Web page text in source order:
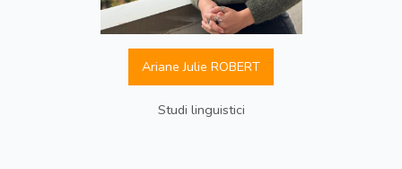
Ariane Julie ROBERT
Studi linguistici